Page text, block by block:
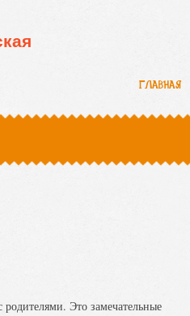
ГЛАВНАЯ
Это замечательные